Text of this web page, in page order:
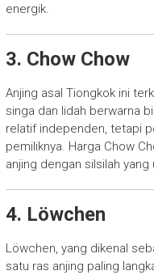
energik.
3. Chow Chow
Anjing asal Tiongkok ini
singa dan lidah berwarna
relatif independen, tetapi
pemiliknya. Harga Chow
anjing dengan silsilah yang
4. Löwchen
Löwchen, yang dikenal
satu ras anjing paling